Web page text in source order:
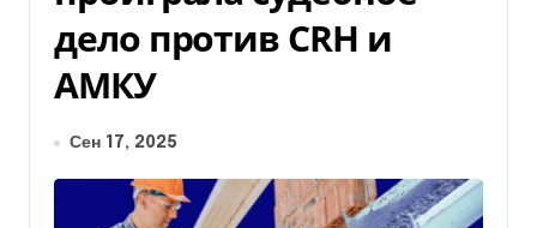
дело против CRH и
АМКУ
Сен 17, 2025